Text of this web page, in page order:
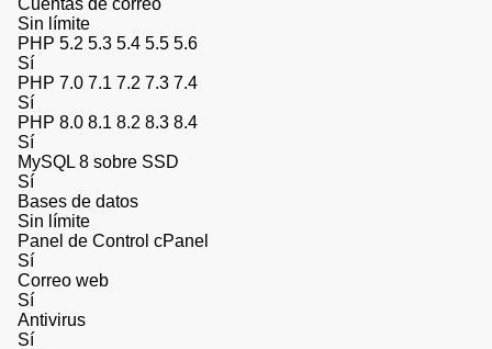
Cuentas de correo
Sin límite
PHP 5.2 5.3 5.4 5.5 5.6
Sí
PHP 7.0 7.1 7.2 7.3 7.4
Sí
PHP 8.0 8.1 8.2 8.3 8.4
Sí
MySQL 8 sobre SSD
Sí
Bases de datos
Sin límite
Panel de Control cPanel
Sí
Correo web
Sí
Antivirus
Sí